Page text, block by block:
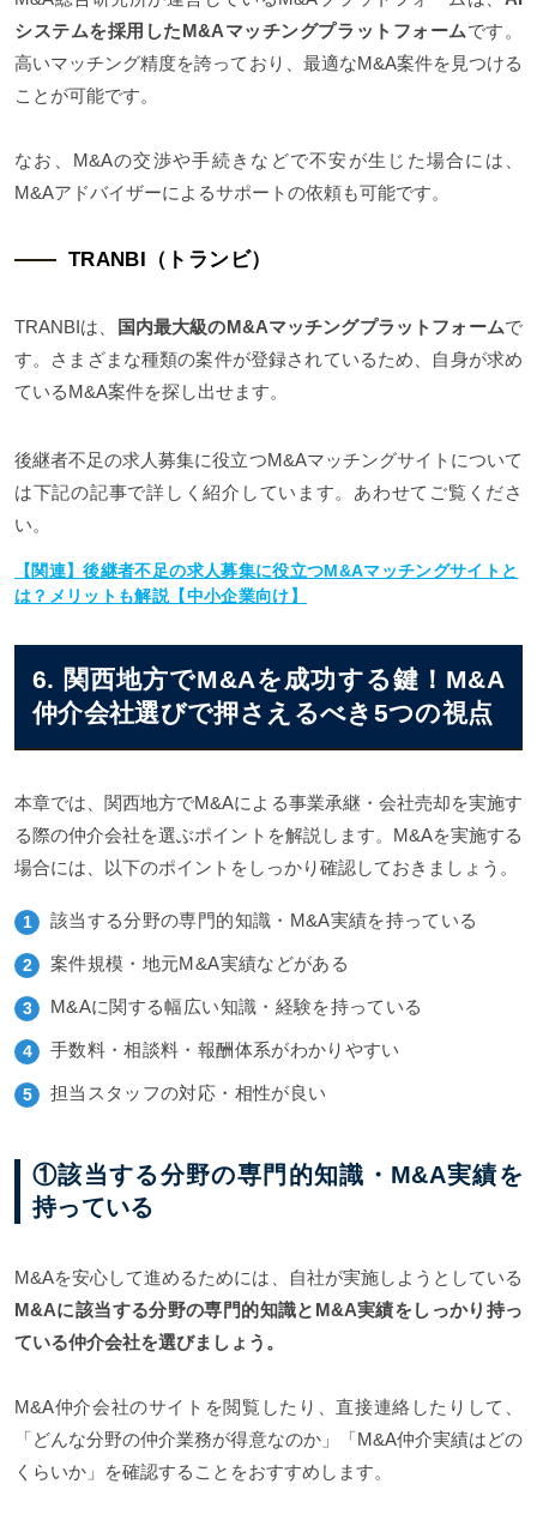
システムを採用したM&Aマッチングプラットフォームです。
高いマッチング精度を誇っており、最適なM&A案件を見つける
ことが可能です。
なお、M&Aの交渉や手続きなどで不安が生じた場合には、
M&Aアドバイザーによるサポートの依頼も可能です。
TRANBI（トランビ）
TRANBIは、 国内最大級のM&Aマッチングプラットフォームで
す。さまざまな種類の案件が登録されているため、自身が求め
ているM&A案件を探し出せます。
後継者不足の求人募集に役立つM&Aマッチングサイトについて
は下記の記事で詳しく紹介しています。あわせてご覧くださ
い。
【関連】後継者不足の求人募集に役立つM&Aマッチングサイトと
は？メリットも解説【中小企業向け】
6. 関西地方でM&Aを成功する鍵！M&A
仲介会社選びで押さえるべき5つの視点
本章では、関西地方でM&Aによる事業承継・会社売却を実施す
る際の仲介会社を選ぶポイントを解説します。M&Aを実施する
場合には、以下のポイントをしっかり確認しておきましょう。
該当する分野の専門的知識・M&A実績を持っている
案件規模・地元M&A実績などがある
M&Aに関する幅広い知識・経験を持っている
手数料・相談料・報酬体系がわかりやすい
担当スタッフの対応・相性が良い
①該当する分野の専門的知識・M&A実績を
持っている
M&Aを安心して進めるためには、自社が実施しようとしている
M&Aに該当する分野の専門的知識とM&A実績をしっかり持っ
ている仲介会社を選びましょう。
M&A仲介会社のサイトを閲覧したり、直接連絡したりして、
「どんな分野の仲介業務が得意なのか」「M&A仲介実績はどの
くらいか」を確認することをおすすめします。